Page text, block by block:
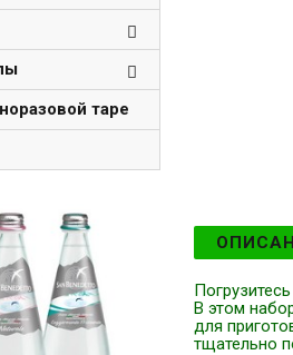
В этом
для
тщательно
таре